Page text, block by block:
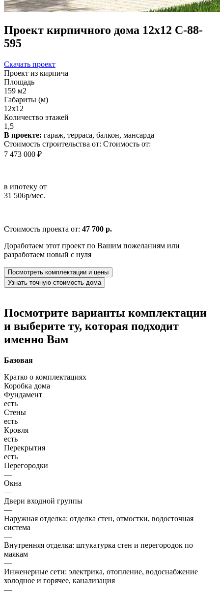
Проект кирпичного дома 12х12 С-88-
595
Скачать проект
Проект из кирпича
Площадь
159 м2
Габариты (м)
12х12
Количество этажей
1,5
В проекте: гараж, терраса, балкон, мансарда
Стоимость строительства от: Стоимость от:
7 473 000 ₽
в ипотеку от
31 506р/мес.
Стоимость проекта от: 47 700 р.
Доработаем этот проект по Вашим пожеланиям или
разработаем новый с нуля
Посмотреть комплектации и цены
Узнать точную стоимость дома
Посмотрите варианты комплектации
и выберите ту, которая подходит
именно Вам
Базовая
Кратко о комплектациях
Коробка дома
Фундамент
есть
Стены
есть
Кровля
есть
Перекрытия
есть
Перегородки
—
Окна
—
Двери входной группы
—
Наружная отделка: отделка стен, отмостки, водосточная
система
—
Внутренняя отделка: штукатурка стен и перегородок по
маякам
—
Инженерные сети: электрика, отопление, водоснабжение
холодное и горячее, канализация
—